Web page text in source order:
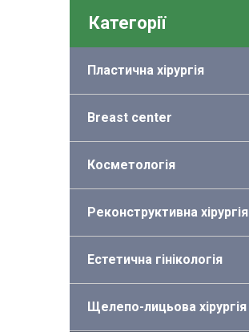
Категорії
Пластична хірургія
Breast center
Косметологія
Реконструктивна хірургія
Естетична гінікологія
Щелепо-лицьова хірургія